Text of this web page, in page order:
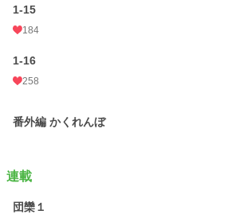
1-15
184
1-16
258
番外編 かくれんぼ
連載
団欒１